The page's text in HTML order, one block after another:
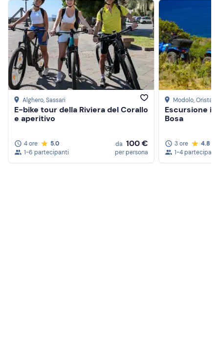
Alghero, Sassari
E-bike tour della Riviera del Corallo
e aperitivo
4 ore
5.0
1-6 partecipanti
da 100 €
per persona
Modolo, Oristano
Escursione
Bosa
3 ore
4.8
1-4 partecipanti